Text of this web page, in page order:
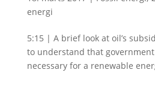
energi
5:15 | A brief look at oil’s
to understand that
necessary for a renewable